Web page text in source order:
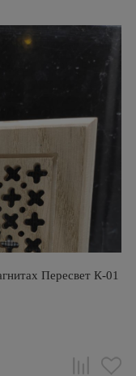
Пересвет К-01